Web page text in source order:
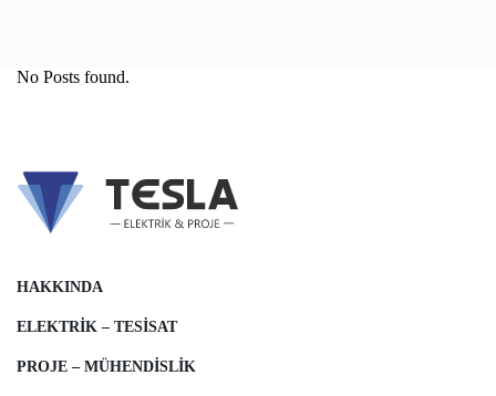
No Posts found.
HAKKINDA
ELEKTRIK – TESISAT
PROJE – MÜHENDISLIK